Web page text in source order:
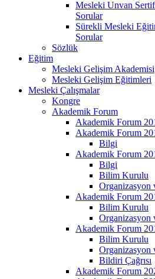
Mesleki Unvan
Sorular
Sürekli Mesleki
Sorular
Sözlük
Eğitim
Mesleki Gelişim Akademisi
Mesleki Gelişim Eğitimleri
Mesleki Çalışmalar
Kongre
Akademik Forum
Akademik Forum
Akademik Forum
Bilgi
Akademik Forum
Bilgi
Bilim Kurulu
Organizasyon
Akademik Forum
Bilim Kurulu
Organizasyon
Akademik Forum
Bilim Kurulu
Organizasyon
Bildiri Çağrısı
Akademik Forum